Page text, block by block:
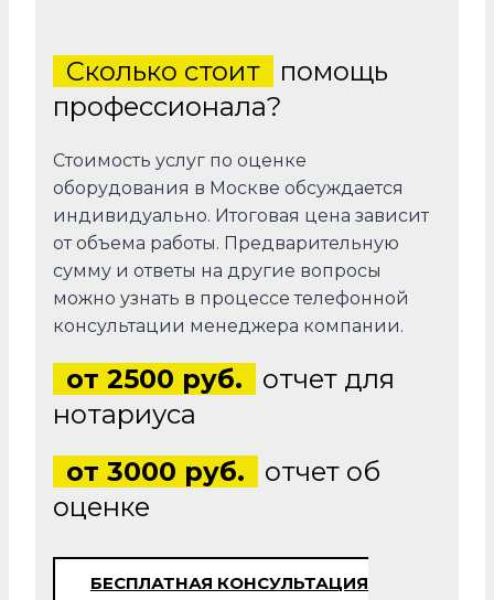
Сколько стоит
помощь
профессионала?
Стоимость услуг по оценке
оборудования в Москве обсуждается
индивидуально. Итоговая цена зависит
от объема работы. Предварительную
сумму и ответы на другие вопросы
можно узнать в процессе телефонной
консультации менеджера компании.
от 2500 руб.
отчет для
нотариуса
от 3000 руб.
отчет об
оценке
БЕСПЛАТНАЯ КОНСУЛЬТАЦИЯ